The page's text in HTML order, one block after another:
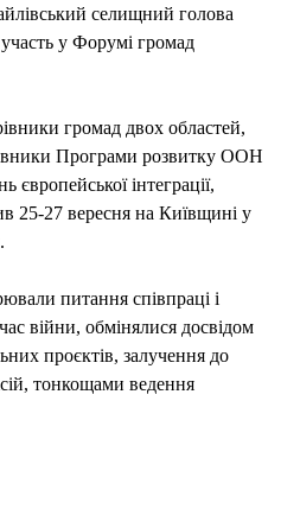
селищний голова
у Форумі громад
громад двох областей,
Програми розвитку ООН
європейської інтеграції,
25-27 вересня на Київщині у
питання співпраці і
війни, обмінялися досвідом
проєктів, залучення до
тонкощами ведення